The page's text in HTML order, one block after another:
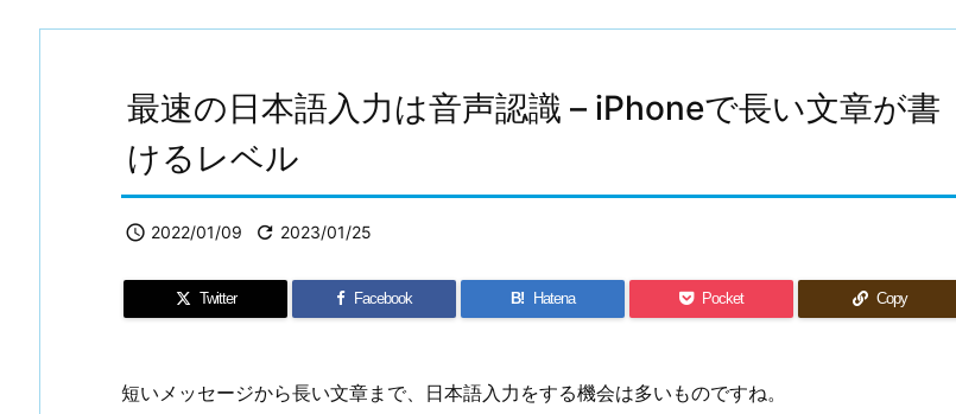
最速の日本語入力は音声認識 – iPhoneで長い文章が書
けるレベル
 2022/01/09  2023/01/25
Twitter Facebook B! Hatena Pocket Copy
短いメッセージから長い文章まで、日本語入力をする機会は多いものですね。